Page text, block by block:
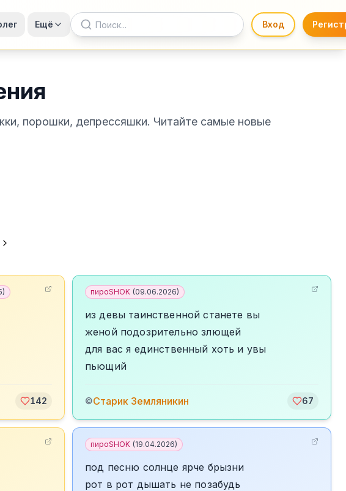
Ещё Вход
порошки, депрессяшки. Читайте самые новые
)
142
пироSHOK (09.06.2026)
из девы таинственной станете вы
женой подозрительно злющей
для вас я единственный хоть и увы
пьющий
©Старик Земляникин 67
пироSHOK (19.04.2026)
под песню солнце ярче брызни
рот в рот дышать не позабудь